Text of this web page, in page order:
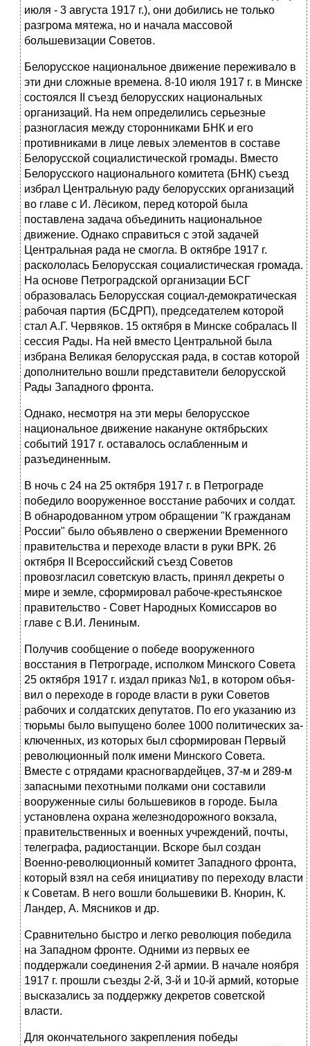
июля - 3 августа 1917 г.), они добились не только
разгрома мятежа, но и нача­ла массовой
большевизации Советов.
Белорусское национальное движение переживало в
эти дни сложные времена. 8-10 июля 1917 г. в Минске
состоялся II съезд белорусских нацио­нальных
организаций. На нем определились серьезные
разногласия между сто­ронниками БНК и его
противниками в лице левых элементов в составе
Бело­русской социалистической громады. Вместо
Белорусского национального ко­митета (БНК) съезд
избрал Центральную раду белорусских организаций
во главе с И. Лёсиком, перед которой была
поставлена задача объединить нацио­нальное
движение. Однако справиться с этой задачей
Центральная рада не смогла. В октябре 1917 г.
раскололась Белорусская социалистическая громада.
На основе Петроградской организации БСГ
образовалась Белорусская социал-демократическая
рабочая партия (БСДРП), председателем которой
стал А.Г. Червяков. 15 октября в Минске собралась II
сессия Рады. На ней вместо Цен­тральной была
избрана Великая белорусская рада, в состав которой
дополни­тельно вошли представители белорусской
Рады Западного фронта.
Однако, несмотря на эти меры белорусское
национальное движение нака­нуне октябрьских
событий 1917 г. оставалось ослабленным и
разъединенным.
В ночь с 24 на 25 октября 1917 г. в Петрограде
победило вооруженное вос­стание рабочих и солдат.
В обнародованном утром обращении "К гражданам
России" было объявлено о свержении Временного
правительства и переходе власти в руки ВРК. 26
октября II Всероссийский съезд Советов
провозгласил советскую власть, принял декреты о
мире и земле, сформировал рабоче-крестьянское
прави­тельство - Совет Народных Комиссаров во
главе с В.И. Лениным.
Получив сообщение о победе вооруженного
восстания в Петрограде, ис­полком Минского Совета
25 октября 1917 г. издал приказ №1, в котором объя­
вил о переходе в городе власти в руки Советов
рабочих и солдатских депута­тов. По его указанию из
тюрьмы было выпущено более 1000 политических за­
ключенных, из которых был сформирован Первый
революционный полк имени Минского Совета.
Вместе с отрядами красногвардейцев, 37-м и 289-м
запас­ными пехотными полками они составили
вооруженные силы большевиков в городе. Была
установлена охрана железнодорожного вокзала,
правительствен­ных и военных учреждений, почты,
телеграфа, радиостанции. Вскоре был соз­дан
Военно-революционный комитет Западного фронта,
который взял на себя инициативу по переходу власти
к Советам. В него вошли большевики В. Кно­рин, К.
Ландер, А. Мясников и др.
Сравнительно быстро и легко революция победила
на Западном фронте. Одними из первых ее
поддержали соединения 2-й армии. В начале ноября
1917 г. прошли съезды 2-й, 3-й и 10-й армий, которые
высказались за поддержку декретов советской
власти.
Для окончательного закрепления победы